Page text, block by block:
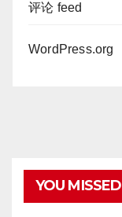
评论 feed
WordPress.org
YOU MISSED